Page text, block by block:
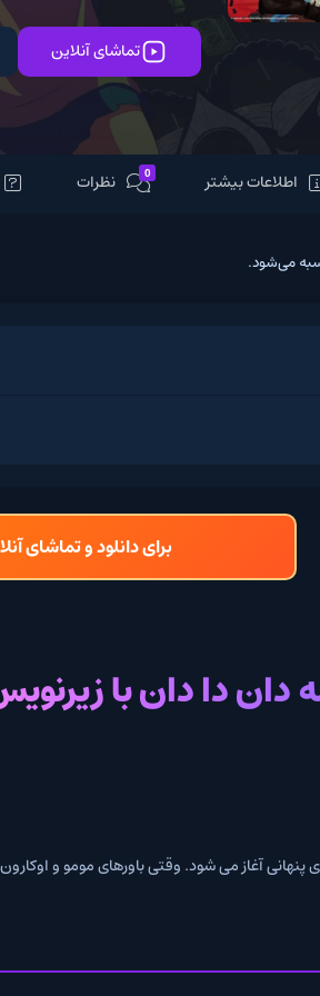
تماشای آنلاین
نظرات سوالات متداول
برای دانلود و تماشای آنلاین با
دا دان با زیرنویس
شود. وقتی باورهای مومو و اوکارون با هم تضاد